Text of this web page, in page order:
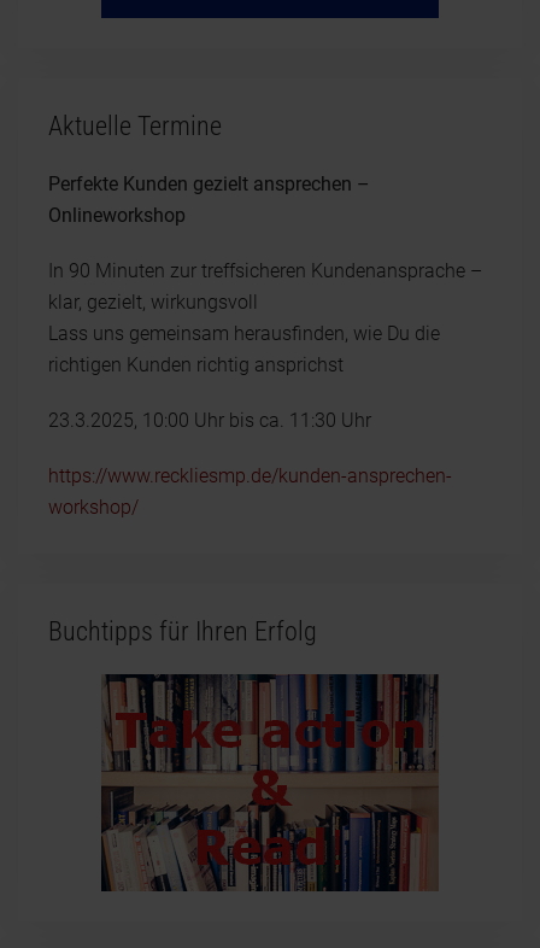
Aktuelle Termine
Perfekte Kunden gezielt ansprechen –
Onlineworkshop
In 90 Minuten zur treffsicheren Kundenansprache –
klar, gezielt, wirkungsvoll
Lass uns gemeinsam herausfinden, wie Du die
richtigen Kunden richtig ansprichst
23.3.2025, 10:00 Uhr bis ca. 11:30 Uhr
https://www.reckliesmp.de/kunden-ansprechen-
workshop/
Buchtipps für Ihren Erfolg